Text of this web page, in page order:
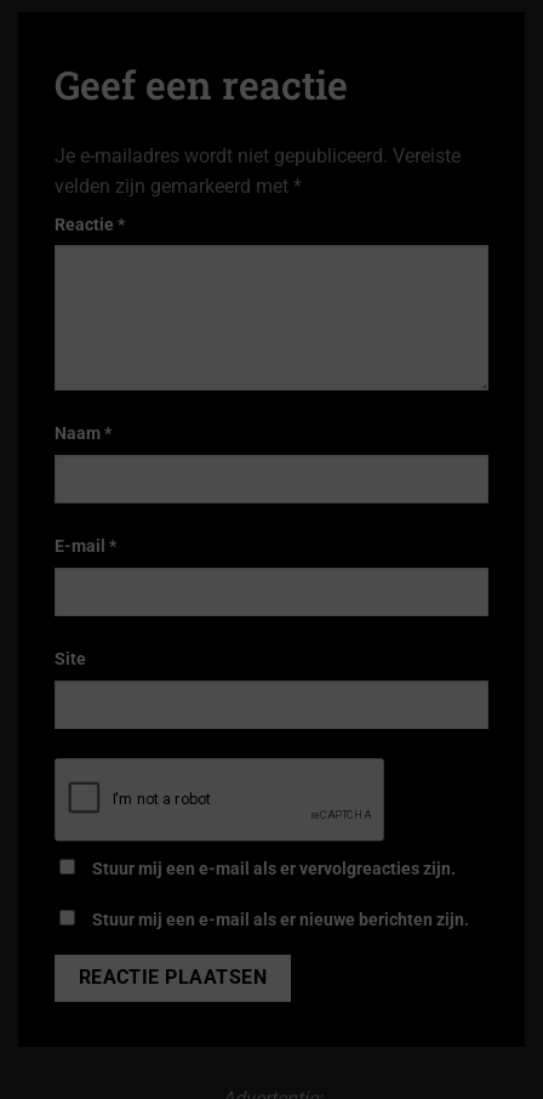
Geef een reactie
Je e-mailadres wordt niet gepubliceerd. Vereiste
velden zijn gemarkeerd met *
Reactie *
Naam*
E-mail *
Site
Stuur mij een e-mail als er vervolgreacties zijn.
Stuur mij een e-mail als er nieuwe berichten zijn.